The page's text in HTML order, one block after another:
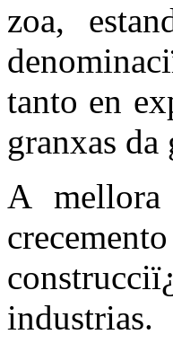
zoa,
tanto en
granxas
A
industrias.